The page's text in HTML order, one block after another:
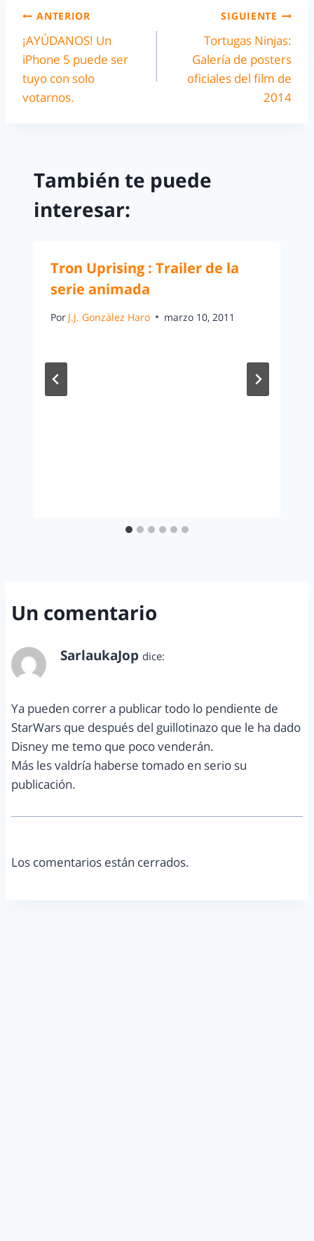
ANTERIOR
¡AYÚDANOS! Un
iPhone 5 puede ser
tuyo con solo
votarnos.
SIGUIENTE
Tortugas Ninjas:
Galería de posters
oficiales del film de
2014
También te puede
interesar:
Tron Uprising : Trailer de la
serie animada
Por J.J. González Haro marzo 10, 2011
Un comentario
SarlaukaJop dice:
Ya pueden correr a publicar todo lo pendiente de
StarWars que después del guillotinazo que le ha dado
Disney me temo que poco venderán.
Más les valdría haberse tomado en serio su
publicación.
Los comentarios están cerrados.